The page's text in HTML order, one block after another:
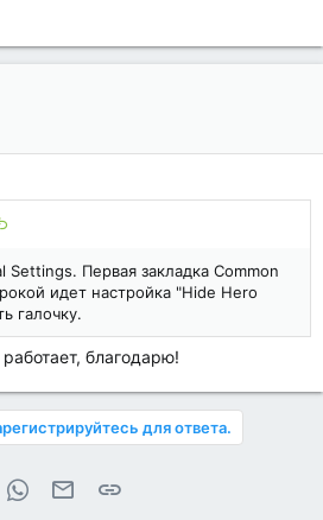
Settings. Первая закладка Common
идет настройка "Hide Hero
галочку.
благодарю!
для ответа.
WhatsAppЭлектронная почта
Ссылка